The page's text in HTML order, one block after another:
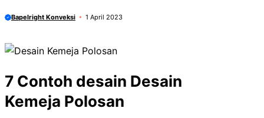
Bapelright Konveksi 1 April 2023
7 Contoh desain Desain
Kemeja Polosan